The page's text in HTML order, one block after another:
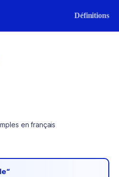
Définitions
en français